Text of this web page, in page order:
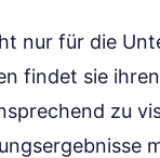
nur für die
findet sie
zu